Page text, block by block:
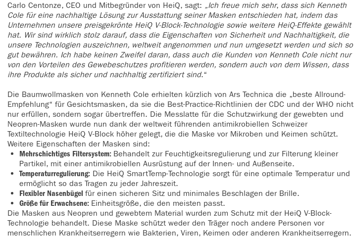
Carlo Centonze, CEO und Mitbegründer von HeiQ, sagt: „Ich freue mich sehr, dass sich Kenneth
Cole für eine nachhaltige Lösung zur Ausstattung seiner Masken entschieden hat, indem das
Unternehmen unsere preisgekrönte HeiQ V-Block-Technologie sowie weitere HeiQ-Effekte gewählt
hat. Wir sind wirklich stolz darauf, dass die Eigenschaften von Sicherheit und Nachhaltigkeit, die
unsere Technologien auszeichnen, weltweit angenommen und nun umgesetzt werden und sich so
gut bewähren. Ich habe keinen Zweifel daran, dass auch die Kunden von Kenneth Cole nicht nur
von den Vorteilen des Gewebeschutzes profitieren werden, sondern auch von dem Wissen, dass
ihre Produkte als sicher und nachhaltig zertifiziert sind.“
Die Baumwollmasken von Kenneth Cole erhielten kürzlich von Ars Technica die „beste Allround-
Empfehlung“ für Gesichtsmasken, da sie die Best-Practice-Richtlinien der CDC und der WHO nicht
nur erfüllen, sondern sogar übertreffen. Die Messlatte für die Schutzwirkung der gewebten und
Neopren-Masken wurde nun dank der weltweit führenden antimikrobiellen Schweizer
Textiltechnologie HeiQ V-Block höher gelegt, die die Maske vor Mikroben und Keimen schützt.
Weitere Eigenschaften der Masken sind:
Mehrschichtiges Filtersystem: Behandelt zur Feuchtigkeitsregulierung und zur Filterung kleiner
Partikel, mit einer antimikrobiellen Ausrüstung auf der Innen- und Außenseite.
Temperaturregulierung: Die HeiQ SmartTemp-Technologie sorgt für eine optimale Temperatur und
ermöglicht so das Tragen zu jeder Jahreszeit.
Flexibler Nasenbügel für einen sicheren Sitz und minimales Beschlagen der Brille.
Größe für Erwachsene: Einheitsgröße, die den meisten passt.
Die Masken aus Neopren und gewebtem Material wurden zum Schutz mit der HeiQ V-Block-
Technologie behandelt. Diese Maske schützt weder den Träger noch andere Personen vor
menschlichen Krankheitserregern wie Bakterien, Viren, Keimen oder anderen Krankheitserregern.